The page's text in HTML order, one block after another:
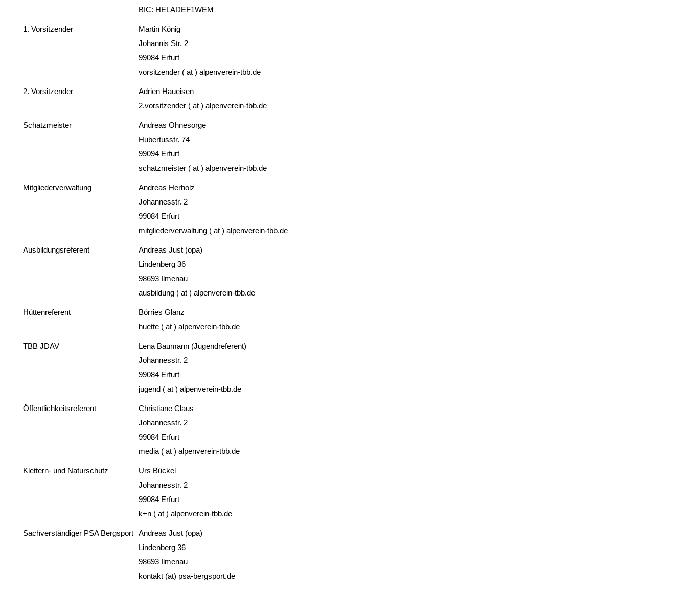
BIC: HELADEF1WEM
1. Vorsitzender
Martin König
Johannis Str. 2
99084 Erfurt
vorsitzender ( at ) alpenverein-tbb.de
2. Vorsitzender
Adrien Haueisen
2.vorsitzender ( at ) alpenverein-tbb.de
Schatzmeister
Andreas Ohnesorge
Hubertusstr. 74
99094 Erfurt
schatzmeister ( at ) alpenverein-tbb.de
Mitgliederverwaltung
Andreas Herholz
Johannesstr. 2
99084 Erfurt
mitgliederverwaltung ( at ) alpenverein-tbb.de
Ausbildungsreferent
Andreas Just (opa)
Lindenberg 36
98693 Ilmenau
ausbildung ( at ) alpenverein-tbb.de
Hüttenreferent
Börries Glanz
huette ( at ) alpenverein-tbb.de
TBB JDAV
Lena Baumann (Jugendreferent)
Johannesstr. 2
99084 Erfurt
jugend ( at ) alpenverein-tbb.de
Öffentlichkeitsreferent
Christiane Claus
Johannesstr. 2
99084 Erfurt
media ( at ) alpenverein-tbb.de
Klettern- und Naturschutz
Urs Bückel
Johannesstr. 2
99084 Erfurt
k+n ( at ) alpenverein-tbb.de
Sachverständiger PSA Bergsport Andreas Just (opa)
Lindenberg 36
98693 Ilmenau
kontakt (at) psa-bergsport.de